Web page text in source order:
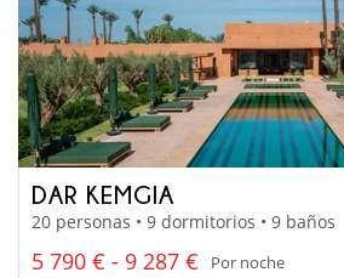
DAR KEMGIA
20 personas • 9 dormitorios • 9 baños
5 790 € - 9 287 €
Por noche